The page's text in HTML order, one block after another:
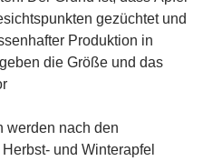
gezüchtet und
Produktion in
die Größe und das
werden nach den
und Winterapfel